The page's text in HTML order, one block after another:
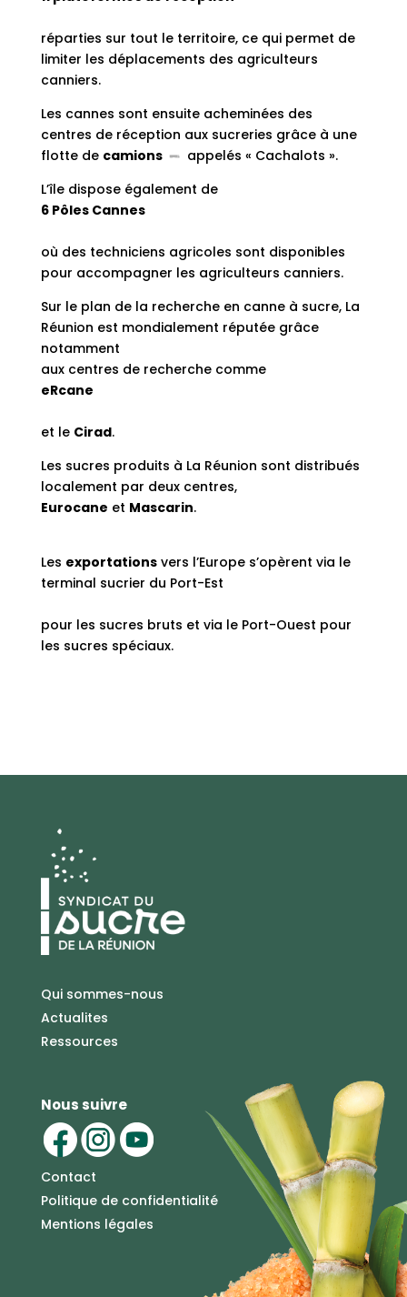
réparties sur tout le territoire, ce qui permet de
limiter les déplacements des agriculteurs
canniers.
Les cannes sont ensuite acheminées des
centres de réception aux sucreries grâce à une
flotte de camions
appelés « Cachalots ».
L’île dispose également de
6 Pôles Cannes
où des techniciens agricoles sont disponibles
pour accompagner les agriculteurs canniers.
Sur le plan de la recherche en canne à sucre, La
Réunion est mondialement réputée grâce
notamment
aux centres de recherche comme
eRcane
et le Cirad.
Les sucres produits à La Réunion sont distribués
localement par deux centres,
Eurocane et Mascarin.
Les exportationsvers l’Europe s’opèrent via le
terminal sucrier du Port-Est
pour les sucres bruts et via le Port-Ouest pour
les sucres spéciaux.
Qui sommes-nous
Actualites
Ressources
Nous suivre
Contact
Politique de confidentialité
Mentions légales